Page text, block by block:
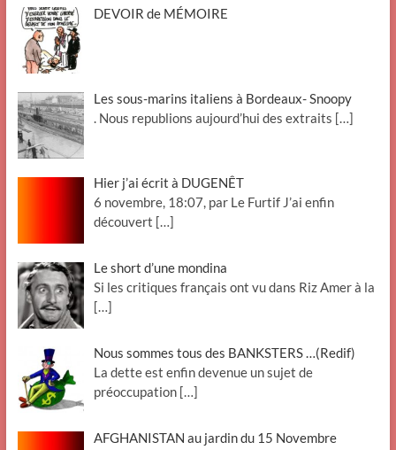
DEVOIR de MÉMOIRE
Les sous-marins italiens à Bordeaux- Snoopy
. Nous republions aujourd’hui des extraits […]
Hier j’ai écrit à DUGENÊT
6 novembre, 18:07, par Le Furtif J’ai enfin
découvert […]
Le short d’une mondina
Si les critiques français ont vu dans Riz Amer à la
[…]
Nous sommes tous des BANKSTERS …(Redif)
La dette est enfin devenue un sujet de
préoccupation […]
AFGHANISTAN au jardin du 15 Novembre